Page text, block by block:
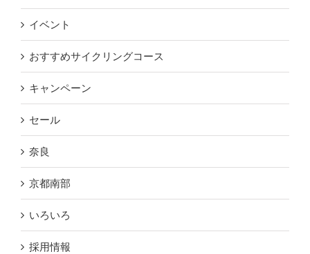
イベント
おすすめサイクリングコース
キャンペーン
セール
奈良
京都南部
いろいろ
採用情報